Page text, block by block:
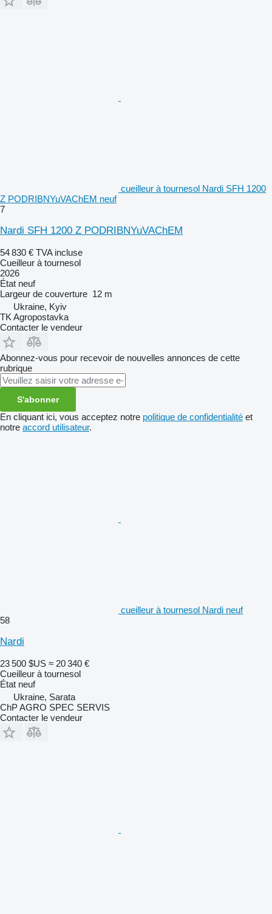
cueilleur à tournesol Nardi SFH 1200
Z PODRIBNYuVAChEM neuf
7
Nardi SFH 1200 Z PODRIBNYuVAChEM
54 830 € TVA incluse
Cueilleur à tournesol
2026
État neuf
Largeur de couverture 12 m
Ukraine, Kyiv
TK Agropostavka
Contacter le vendeur
Abonnez-vous pour recevoir de nouvelles annonces de cette
rubrique
S'abonner
En cliquant ici, vous acceptez notre politique de confidentialité et
notre accord utilisateur.
cueilleur à tournesol Nardi neuf
58
Nardi
23 500 $US ≈ 20 340 €
Cueilleur à tournesol
État neuf
Ukraine, Sarata
ChP AGRO SPEC SERVIS
Contacter le vendeur